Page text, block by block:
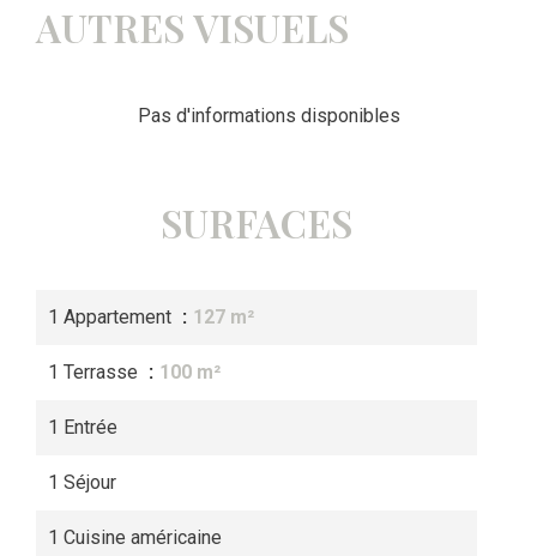
AUTRES VISUELS
Pas d'informations disponibles
SURFACES
1 Appartement 127 m²
1 Terrasse 100 m²
1 Entrée
1 Séjour
1 Cuisine américaine